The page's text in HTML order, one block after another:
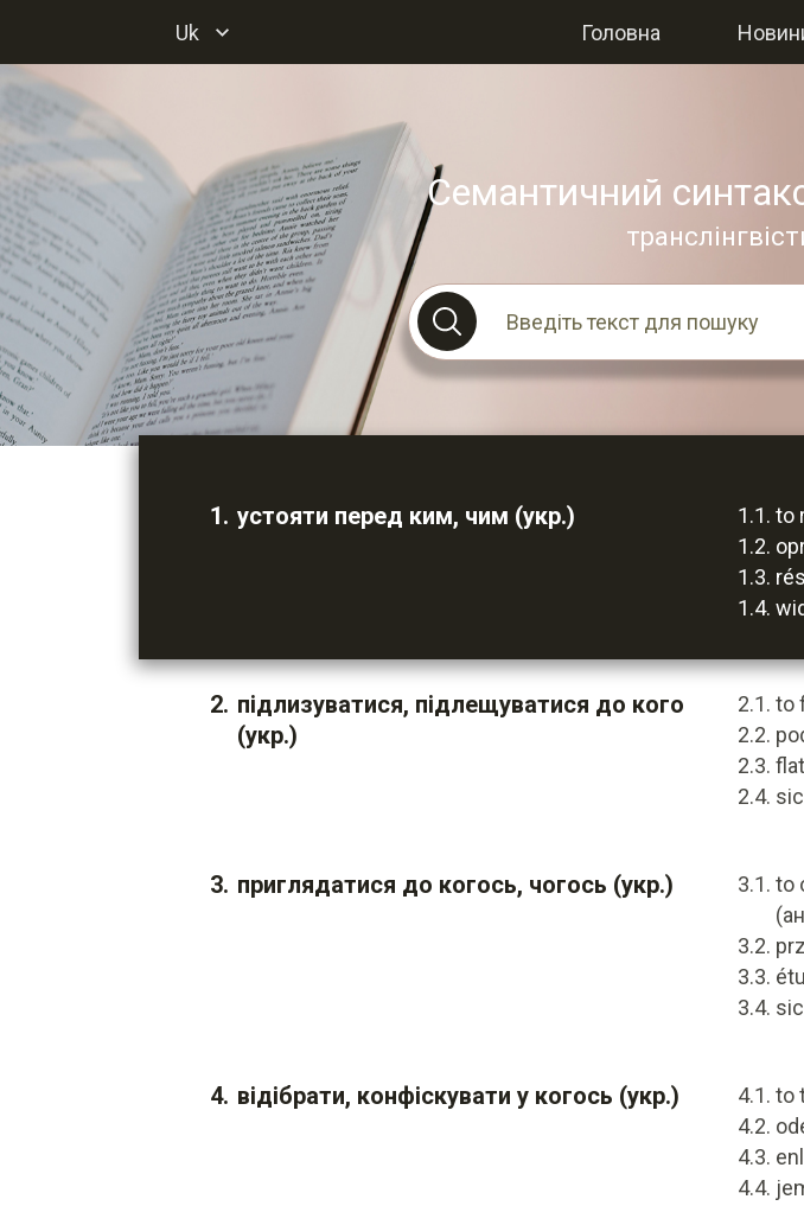
Uk Головна
Семантичний
устояти перед ким, чим (укр.)
to
підлизуватися, підлещуватися до кого
(укр.)
to
приглядатися до когось, чогось (укр.)
to
відібрати, конфіскувати у когось (укр.)
to